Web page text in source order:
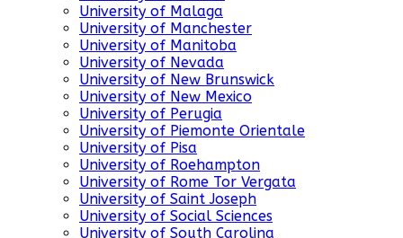
University of Malaga
University of Manchester
University of Manitoba
University of Nevada
University of New Brunswick
University of New Mexico
University of Perugia
University of Piemonte Orientale
University of Pisa
University of Roehampton
University of Rome Tor Vergata
University of Saint Joseph
University of Social Sciences
University of South Carolina